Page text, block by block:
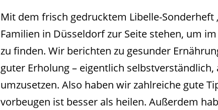
Mit dem frisch gedrucktem Libelle-Sonderheft
Familien in Düsseldorf zur Seite stehen, um
zu finden. Wir berichten zu gesunder
guter Erholung – eigentlich
umzusetzen. Also haben wir zahlreiche gute
vorbeugen ist besser als heilen. Außerdem